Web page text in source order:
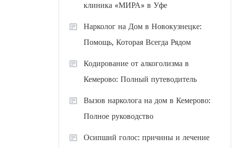
клиника «МИРА» в Уфе
Нарколог на Дом в Новокузнецке:
Помощь, Которая Всегда Рядом
Кодирование от алкоголизма в
Кемерово: Полный путеводитель
Вызов нарколога на дом в Кемерово:
Полное руководство
Осипший голос: причины и лечение